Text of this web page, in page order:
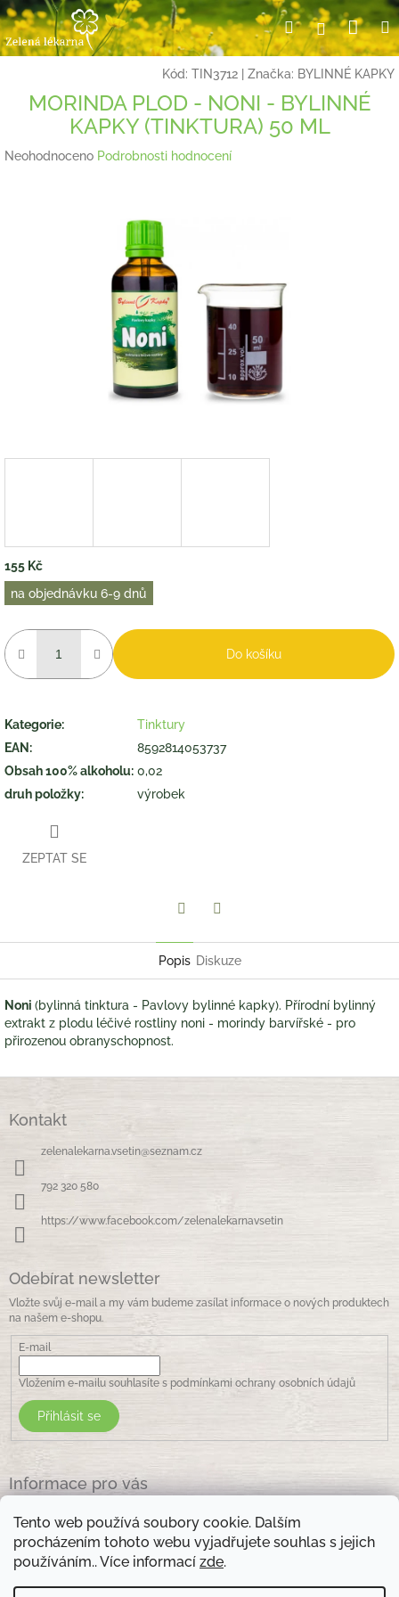
Tento web používá soubory cookie. Dalším
procházením tohoto webu vyjadřujete souhlas s jejich
používáním.. Více informací zde.
Přejít
na
obsah
HledatPřihlášení
Kód: TIN3712 Značka: BYLINNÉ KAPKY
MORINDA PLOD - NONI - BYLINNÉ
KAPKY (TINKTURA) 50 ML
Průměrné
Neohodnoceno Podrobnosti hodnocení
155 Kč
Měrná
cena:
na objednávku 6-9 dnů
Do košíku
Kategorie:
Tinktury
EAN :
8592814053737
Obsah 100% alkoholu: 0,02
druh položky: výrobek
ZEPTAT SE
Popis Diskuze
Noni (bylinná tinktura - Pavlovy bylinné kapky). Přírodní bylinný
extrakt z plodu léčivé rostliny noni - morindy barvířské - pro
přirozenou obranyschopnost.
Kontakt
zelenalekarna.vsetin@seznam.cz
792 320 580
https://www.facebook.com/zelenalekarnavsetin
Odebírat newsletter
Vložte svůj e-mail a my vám budeme zasílat informace o nových produktech
na našem e-shopu.
E-mail
Vložením e-mailu souhlasíte s podmínkami ochrany osobních údajů
Přihlásit se
Informace pro vás
Obchodní podmínky
Podmínky ochrany osobních údajů
Kontakty